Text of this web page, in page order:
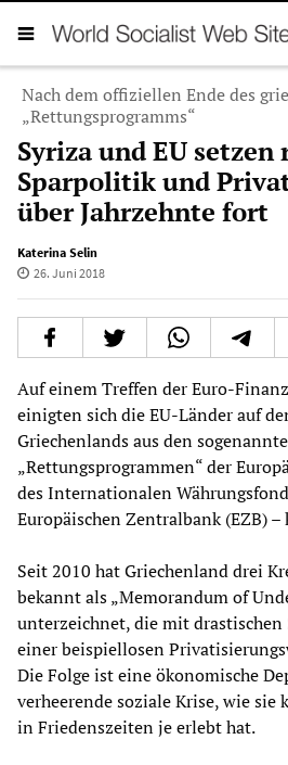
Nach dem offiziellen Ende des
„Rettungsprogramms“
Syriza und EU setzen
Sparpolitik und
über Jahrzehnte fort
Katerina Selin
26. Juni 2018
Auf einem Treffen der Euro-
einigten sich die EU-Länder auf
Griechenlands aus den
„Rettungsprogrammen“ der
des Internationalen
Europäischen Zentralbank (EZB)
Seit 2010 hat Griechenland drei
bekannt als „Memorandum of
unterzeichnet, die mit
einer beispiellosen
Die Folge ist eine ökonomische
verheerende soziale Krise, wie sie
in Friedenszeiten je erlebt hat.